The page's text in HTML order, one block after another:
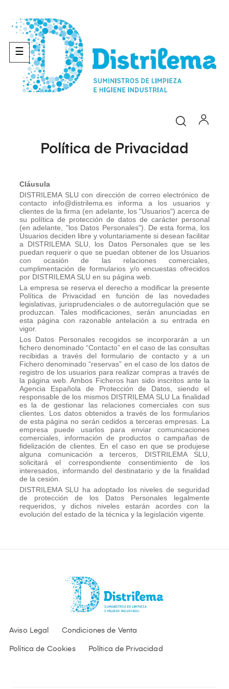
Navegación
de
palanca
☰
Política de Privacidad
Cláusula
DISTRILEMA SLU con dirección de correo electrónico de
contacto info@distrilema.es informa a los usuarios y
clientes de la firma (en adelante, los "Usuarios") acerca de
su política de protección de datos de carácter personal
(en adelante, "los Datos Personales"). De esta forma, los
Usuarios deciden libre y voluntariamente si desean facilitar
a DISTRILEMA SLU, los Datos Personales que se les
puedan requerir o que se puedan obtener de los Usuarios
con ocasión de las relaciones comerciales,
cumplimentación de formularios y/o encuestas ofrecidos
por DISTRILEMA SLU en su página web.
La empresa se reserva el derecho a modificar la presente
Política de Privacidad en función de las novedades
legislativas, jurisprudenciales o de autorregulación que se
produzcan. Tales modificaciones, serán anunciadas en
esta página con razonable antelación a su entrada en
vigor.
Los Datos Personales recogidos se incorporarán a un
fichero denominado “Contacto” en el caso de las consultas
recibidas a través del formulario de contacto y a un
Fichero denominado “reservas” en el caso de los datos de
registro de los usuarios para realizar compras a través de
la página web. Ambos Ficheros han sido inscritos ante la
Agencia Española de Protección de Datos, siendo el
responsable de los mismos DISTRILEMA SLU La finalidad
es la de gestionar las relaciones comerciales con sus
clientes. Los datos obtenidos a través de los formularios
de esta página no serán cedidos a terceras empresas. La
empresa puede usarlos para enviar comunicaciones
comerciales, información de productos o campañas de
fidelización de clientes. En el caso en que se produjese
alguna comunicación a terceros, DISTRILEMA SLU,
solicitará el correspondiente consentimiento de los
interesados, informando del destinatario y de la finalidad
de la cesión.
DISTRILEMA SLU ha adoptado los niveles de seguridad
de protección de los Datos Personales legalmente
requeridos, y dichos niveles estarán acordes con la
evolución del estado de la técnica y la legislación vigente.
Aviso Legal Condiciones de Venta
Política de Cookies Política de Privacidad